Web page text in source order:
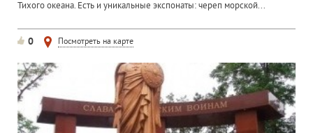
Тихого океана. Есть и уникальные экспонаты: череп морской...
0 Посмотреть на карте